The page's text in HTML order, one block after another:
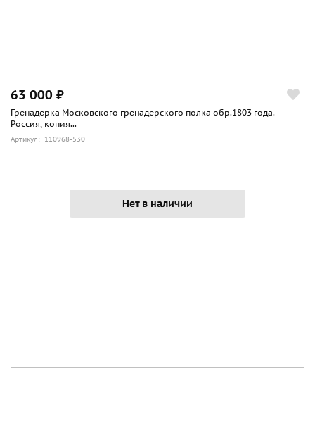
63 000 ₽
Гренадерка Московского гренадерского полка обр.1803 года.
Россия, копия...
Артикул: 110968-530
Нет в наличии